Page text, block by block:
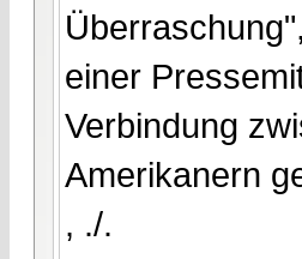
einer
Verbindung
Amerikanern
, ./.